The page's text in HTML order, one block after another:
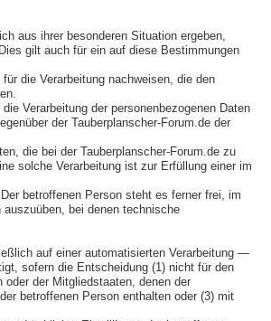
aus ihrer besonderen Situation ergeben,
gilt auch für ein auf diese Bestimmungen
die Verarbeitung nachweisen, die den
Verarbeitung der personenbezogenen Daten
der Tauberplanscher-Forum.de der
die bei der Tauberplanscher-Forum.de zu
solche Verarbeitung ist zur Erfüllung einer im
betroffenen Person steht es ferner frei, im
bei denen technische
auf einer automatisierten Verarbeitung —
sofern die Entscheidung (1) nicht für den
der Mitgliedstaaten, denen der
betroffenen Person enthalten oder (3) mit